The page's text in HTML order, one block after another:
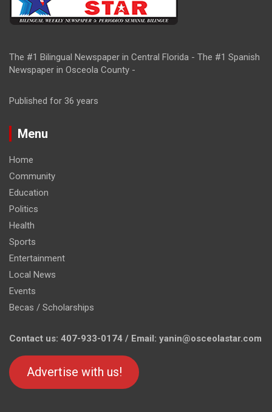
The #1 Bilingual Newspaper in Central Florida - The #1 Spanish
Newspaper in Osceola County -
Published for 36 years
Menu
Home
Community
Education
Politics
Health
Sports
Entertainment
Local News
Events
Becas / Scholarships
Contact us: 407-933-0174 / Email: yanin@osceolastar.com
Advertise with us!